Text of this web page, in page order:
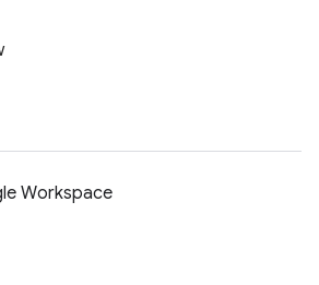
Workspace